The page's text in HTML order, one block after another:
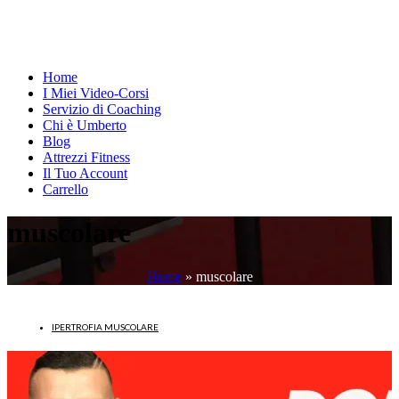
Home
I Miei Video-Corsi
Servizio di Coaching
Chi è Umberto
Blog
Attrezzi Fitness
Il Tuo Account
Carrello
muscolare
Home» muscolare
IPERTROFIA MUSCOLARE